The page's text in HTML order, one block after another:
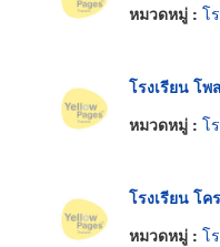
หมวดหมู่ : โ
โรงเรียน โ
หมวดหมู่ : โ
โรงเรียน โ
หมวดหมู่ : โ